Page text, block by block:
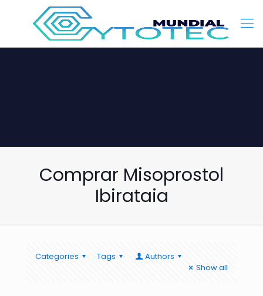
Comprar Misoprostol
Ibirataia
Categories Tags
Authors
Show all